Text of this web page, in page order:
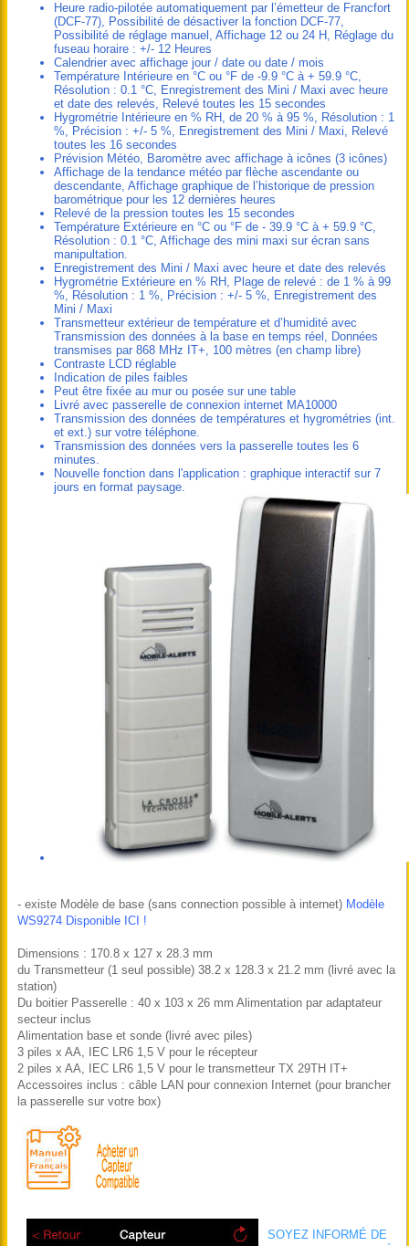
Heure radio-pilotée automatiquement par l’émetteur de Francfort
(DCF-77), Possibilité de désactiver la fonction DCF-77,
Possibilité de réglage manuel, Affichage 12 ou 24 H, Réglage du
fuseau horaire : +/- 12 Heures
Calendrier avec affichage jour / date ou date / mois
Température Intérieure en °C ou °F de -9.9 °C à + 59.9 °C,
Résolution : 0.1 °C, Enregistrement des Mini / Maxi avec heure
et date des relevés, Relevé toutes les 15 secondes
Hygrométrie Intérieure en % RH, de 20 % à 95 %, Résolution : 1
%, Précision : +/- 5 %, Enregistrement des Mini / Maxi, Relevé
toutes les 16 secondes
Prévision Météo, Baromètre avec affichage à icônes (3 icônes)
Affichage de la tendance météo par flèche ascendante ou
descendante, Affichage graphique de l’historique de pression
barométrique pour les 12 dernières heures
Relevé de la pression toutes les 15 secondes
Température Extérieure en °C ou °F de - 39.9 °C à + 59.9 °C,
Résolution : 0.1 °C, Affichage des mini maxi sur écran sans
manipultation.
Enregistrement des Mini / Maxi avec heure et date des relevés
Hygrométrie Extérieure en % RH, Plage de relevé : de 1 % à 99
%, Résolution : 1 %, Précision : +/- 5 %, Enregistrement des
Mini / Maxi
Transmetteur extérieur de température et d’humidité avec
Transmission des données à la base en temps réel, Données
transmises par 868 MHz IT+, 100 mètres (en champ libre)
Contraste LCD réglable
Indication de piles faibles
Peut être fixée au mur ou posée sur une table
Livré avec passerelle de connexion internet MA10000
Transmission des données de températures et hygrométries (int.
et ext.) sur votre téléphone.
Transmission des données vers la passerelle toutes les 6
minutes.
Nouvelle fonction dans l'application : graphique interactif sur 7
jours en format paysage.
- existe Modèle de base (sans connection possible à internet) Modèle
WS9274 Disponible ICI !
Dimensions : 170.8 x 127 x 28.3 mm
du Transmetteur (1 seul possible) 38.2 x 128.3 x 21.2 mm (livré avec la
station)
Du boitier Passerelle : 40 x 103 x 26 mm Alimentation par adaptateur
secteur inclus
Alimentation base et sonde (livré avec piles)
3 piles x AA, IEC LR6 1,5 V pour le récepteur
2 piles x AA, IEC LR6 1,5 V pour le transmetteur TX 29TH IT+
Accessoires inclus : câble LAN pour connexion Internet (pour brancher
la passerelle sur votre box)
SOYEZ INFORMÉ DE